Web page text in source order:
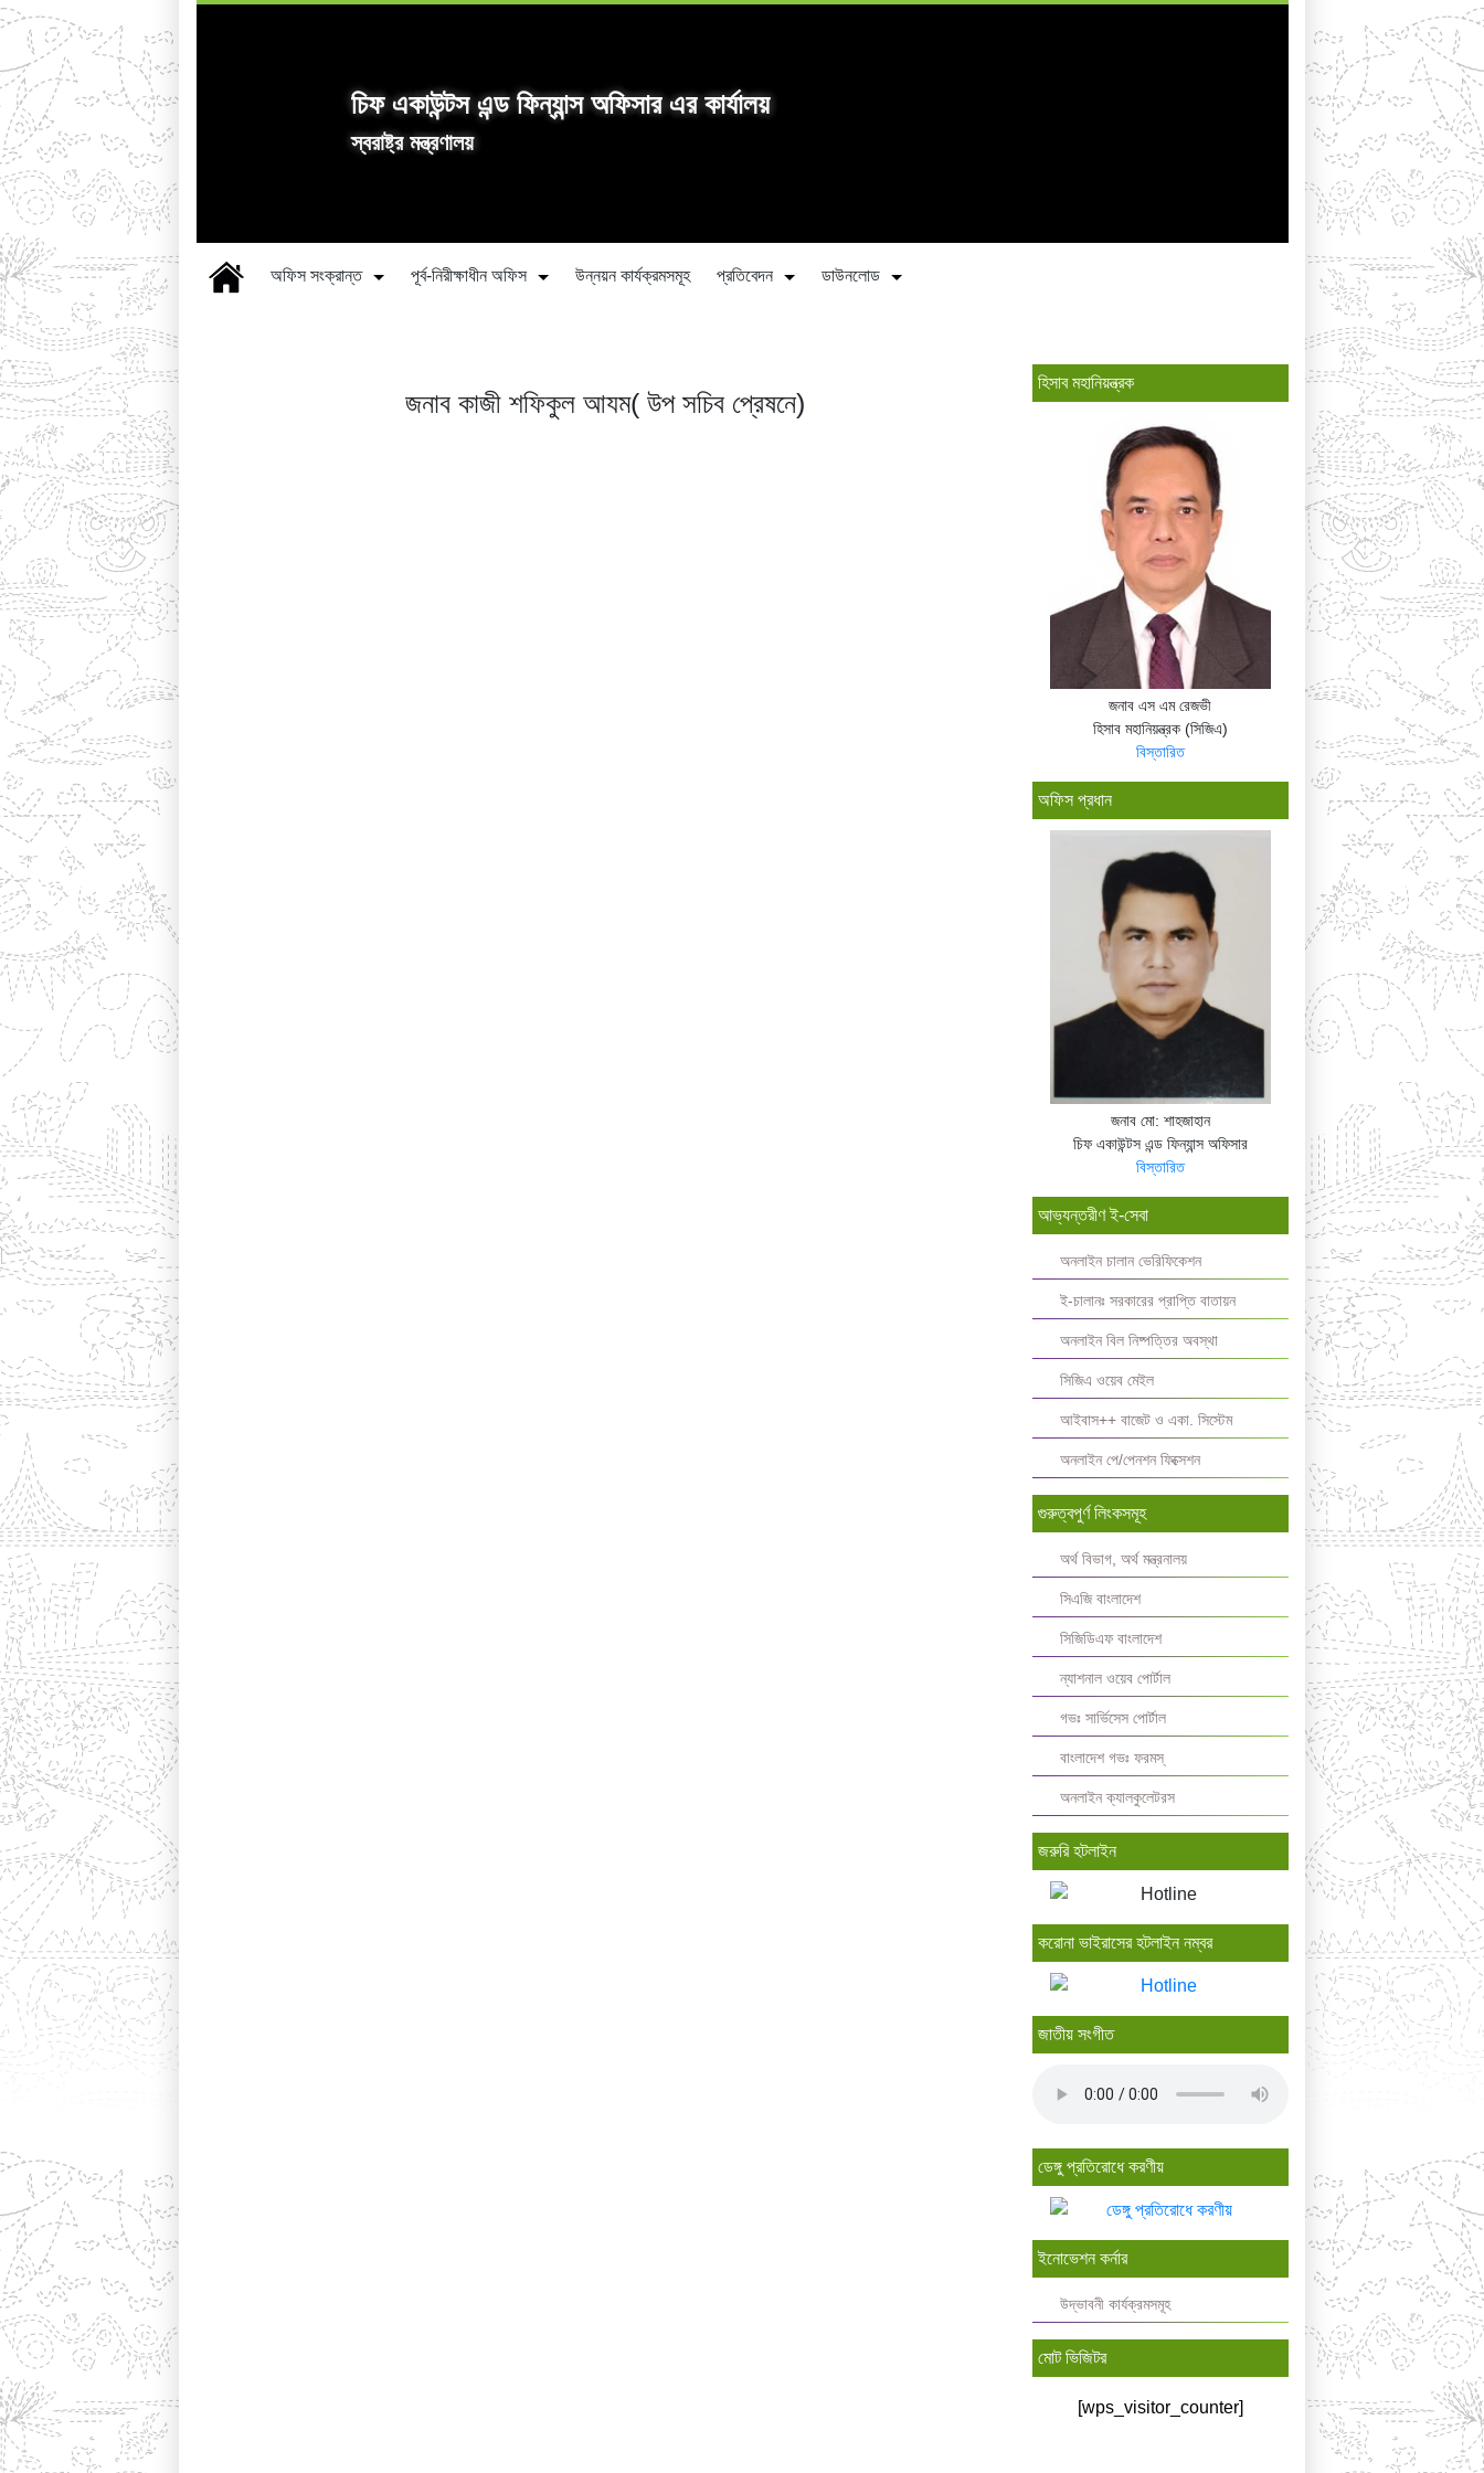
চিফ একাউন্টস এন্ড ফিন্যান্স অফিসার এর কার্যালয়
স্বরাষ্ট্র মন্ত্রণালয়
অফিস সংক্রান্ত পূর্ব-নিরীক্ষাধীন অফিস উন্নয়ন কার্যক্রমসমূহ প্রতিবেদন ডাউনলোড
জনাব কাজী শফিকুল আযম( উপ সচিব প্রেষনে)
হিসাব মহানিয়ন্ত্রক
জনাব এস এম রেজভী
হিসাব মহানিয়ন্ত্রক (সিজিএ)
বিস্তারিত
অফিস প্রধান
জনাব মো: শাহজাহান
চিফ একাউন্টস এন্ড ফিন্যান্স অফিসার
বিস্তারিত
আভ্যন্তরীণ ই-সেবা
অনলাইন চালান ভেরিফিকেশন
ই-চালানঃ সরকারের প্রাপ্তি বাতায়ন
অনলাইন বিল নিষ্পত্তির অবস্থা
সিজিএ ওয়েব মেইল
আইবাস++ বাজেট ও একা. সিস্টেম
অনলাইন পে/পেনশন ফিক্সেশন
গুরুত্বপুর্ণ লিংকসমূহ
অর্থ বিভাগ, অর্থ মন্ত্রনালয়
সিএজি বাংলাদেশ
সিজিডিএফ বাংলাদেশ
ন্যাশনাল ওয়েব পোর্টাল
গভঃ সার্ভিসেস পোর্টাল
বাংলাদেশ গভঃ ফরমস্‌
অনলাইন ক্যালকুলেটরস
জরুরি হটলাইন
করোনা ভাইরাসের হটলাইন নম্বর
জাতীয় সংগীত
ডেঙ্গু প্রতিরোধে করণীয়
ইনোভেশন কর্নার
উদ্ভাবনী কার্যক্রমসমূহ
মোট ভিজিটর
[wps_visitor_counter]